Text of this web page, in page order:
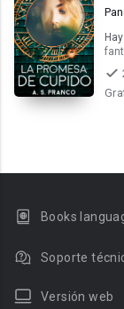
Books
Soporte
Versión web